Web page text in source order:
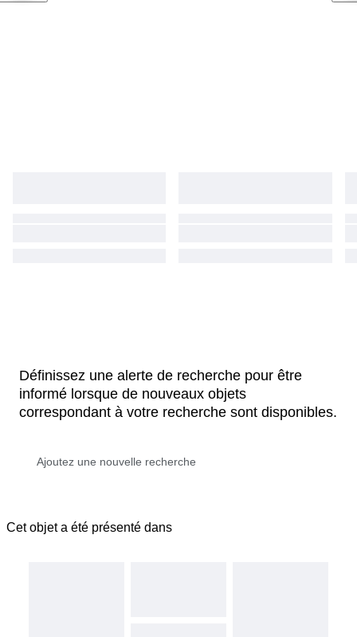
Définissez une alerte de recherche pour être
informé lorsque de nouveaux objets
correspondant à votre recherche sont disponibles.
Cet objet a été présenté dans